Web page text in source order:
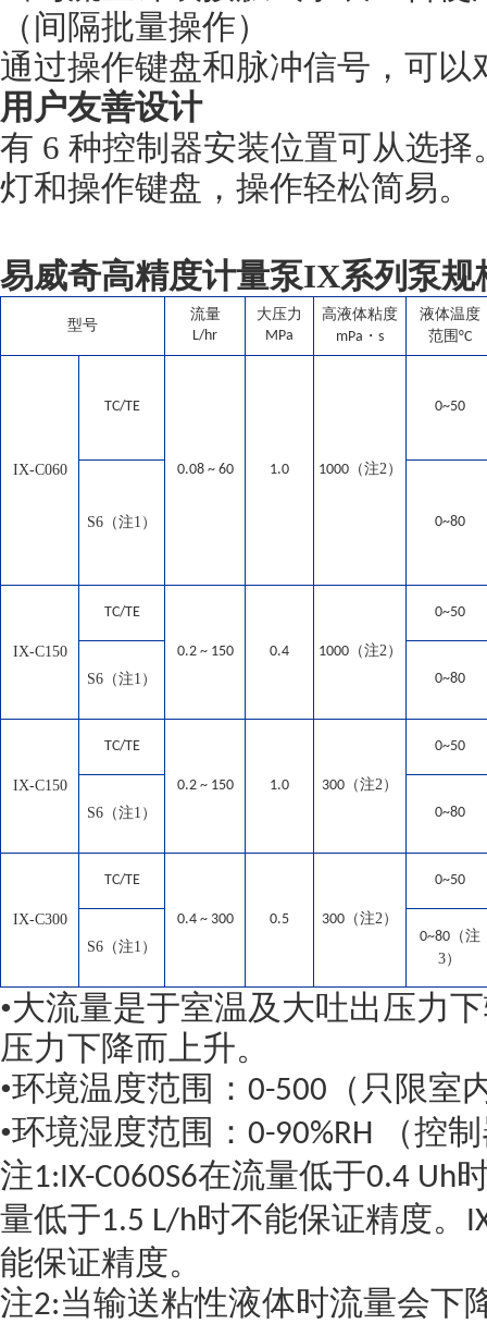
（ 间隔批量操作）
通过操作键盘和脉冲信号，可
用户友善设计
有 6 种控制器安装位置可从选
灯和操作键盘，操作轻松简易。
易威奇高精度计量泵IX系列 泵规
型号
流量
L/hr
大压力
MPa
高液体粘度
mPa ・ s
液体温度
范围 °C
IX-C060
TC/TE
0.08 ~ 60 1.0 1000（注2）
0~50
S6（注1） 0~80
IX-C150
TC/TE
0.2 ~ 150 0.4 1000（注2）
0~50
S6（注1） 0~80
IX-C150
TC/TE
0.2 ~ 150 1.0 300 （注2）
0~50
S6（注1） 0~80
IX-C300
TC/TE
0.4 ~ 300 0.5 300 （注2）
0~50
S6（注1）
0~80（注
3）
•大流量是于室温及大吐出压力
压力下降而上升。
•环境温度范围： 0-500 （ 只限室
•环境湿度范围 ： 0-90%RH
（控
注1:IX-C060S6在流量低于0.4 Uh
量低于1.5 L/h时不能保证精度。
能保证精度。
注2:当输送粘性液体时流量会下